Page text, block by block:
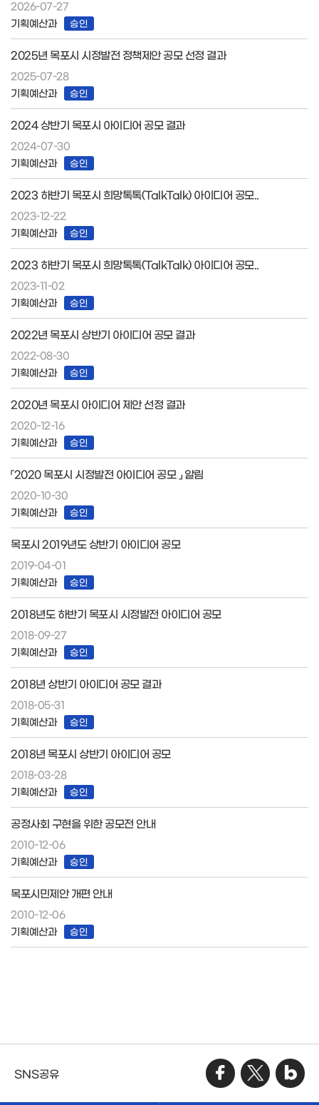
2026-07-27
기획예산과
승인
2025년 목포시 시정발전 정책제안 공모 선정 결과
2025-07-28
기획예산과
승인
2024 상반기 목포시 아이디어 공모 결과
2024-07-30
기획예산과
승인
2023 하반기 목포시 희망톡톡(TalkTalk) 아이디어 공모..
2023-12-22
기획예산과
승인
2023 하반기 목포시 희망톡톡(TalkTalk) 아이디어 공모..
2023-11-02
기획예산과
승인
2022년 목포시 상반기 아이디어 공모 결과
2022-08-30
기획예산과
승인
2020년 목포시 아이디어 제안 선정 결과
2020-12-16
기획예산과
승인
「2020 목포시 시정발전 아이디어 공모 」 알림
2020-10-30
기획예산과
승인
목포시 2019년도 상반기 아이디어 공모
2019-04-01
기획예산과
승인
2018년도 하반기 목포시 시정발전 아이디어 공모
2018-09-27
기획예산과
승인
2018년 상반기 아이디어 공모 결과
2018-05-31
기획예산과
승인
2018년 목포시 상반기 아이디어 공모
2018-03-28
기획예산과
승인
공정사회 구현을 위한 공모전 안내
2010-12-06
기획예산과
승인
목포시민제안 개편 안내
2010-12-06
기획예산과
승인
SNS공유